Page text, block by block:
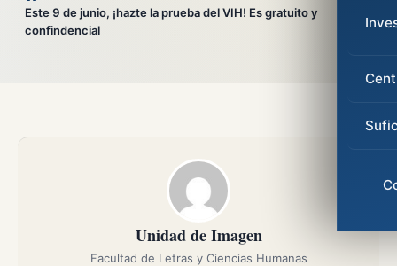
Este 9 de junio, ¡hazte la prueba del VIH! Es gratuito y
confindencial
Unidad de Imagen
Facultad de Letras y Ciencias Humanas